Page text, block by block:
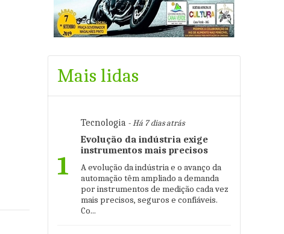
Mais lidas
1
Tecnologia - Há 7 dias atrás
Evolução da indústria exige
instrumentos mais precisos
A evolução da indústria e o avanço da
automação têm ampliado a demanda
por instrumentos de medição cada vez
mais precisos, seguros e confiáveis.
Co...